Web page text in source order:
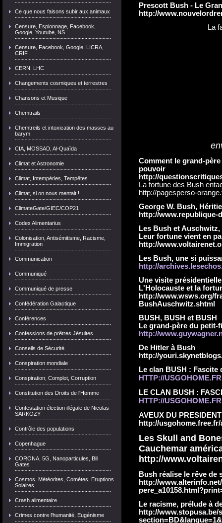
Ce que nous faisons subir aux animaux
Censure, Espionnage, Facebook,
Google, Youtube, NS
Censure, Facebook, Google, LICRA,
CRIF
CERN, LHC
Changements cosmiques et terrestres
Chansons et Musique
Chemtrails
Chemtreils et intoxication des masses au
barym
CIA, MOSSAD, Al-Quaïda
Climat et Astronomie
Climat, Intempéries, Tempêtes
Climat, si on nous mentait !
ClimateGate/GIEC/COP21
Codex Alimentarius
Colonisation, Antisémitisme, Racisme,
Immigration
Communication
Communiqué
Communiqué de presse
Confédération Galactique
Conférences
Confessions de prêtres Jésuites
Conseils de Sécurité
Conspiration mondiale
Conspiration, Complot, Corruption
Constitution des Droits de l'Homme
Contestation élection illégale de Nicolas
SARKOZY
Contrôle des populations
Copenhague
CORONA, 5G, Nanoparticules, Bill
Gates
Cosmos, Météorites, Comètes, Eruptions
Solaires,
Crash alimentaire
Crimes contre l'humanité, Eugénisme
Prescott Bush - Le
http://
La
Comment le grand-
pouvoir
http://
La fortune des Bush
http://pagesperso-
George W. Bush,
http://www.republique-
Les Bush et
Leur fortune vient en
http://
Les Bush, une si
http://
Une visite
L'Holocauste et la
http://www.wsws.org/
BushAuschwitz.shtml
BUSH, BUSH et BUSH
Le grand-père du petit-
http://
De Hitler à Bush
http://
Le clan BUSH : Fascite
HTTP://
LE CLAN BUSH :
HTTP://
AVEUX DU
http://
Les Skull and
Cauchemar
http://
Bush réalise le rêve de
http://
Le racisme, prélude à
http://